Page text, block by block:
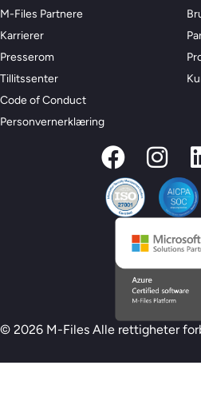
M-Files Partnere
Karrierer
Presserom
Tillitssenter
Code of Conduct
Personvernerklæring
© 2026 M-Files Alle rettigheter
Ny M-Files AI-